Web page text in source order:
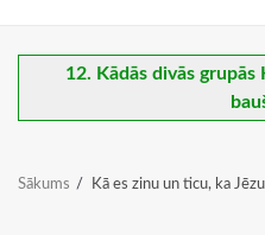
12. Kādās divās
Sākums Kā es zinu un ticu, ka